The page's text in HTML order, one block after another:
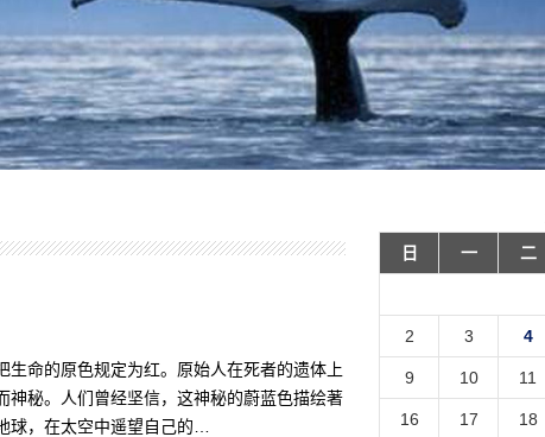
命的原色规定为红。原始人在死者的遗体上
秘。人们曾经坚信，这神秘的蔚蓝色描绘著
，在太空中遥望自己的…
日
一 二
2 3 4
9 10 11
16 17 18